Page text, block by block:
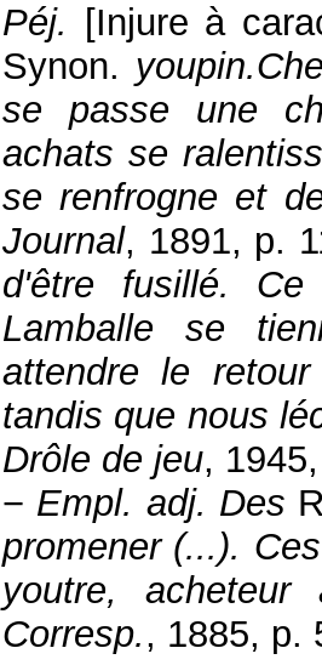
Péj.
[Injure à
Synon. youpin.
se passe une
achats se
se renfrogne et
Journal, 1891, p.
d'être fusillé.
Lamballe se
attendre le
tandis que nous
Drôle de jeu, 1945
− Empl. adj. Des
promener (...).
youtre,
Corresp., 1885, p.